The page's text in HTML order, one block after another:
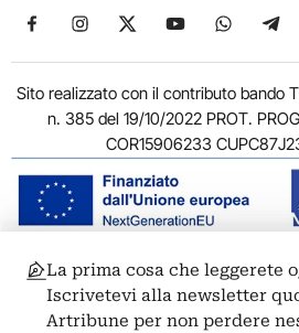
Seguici su Facebook
Seguici su Instagram
Seguici su X
Seguici su
Seguici
Sito realizzato con il contributo bando
n. 385 del 19/10/2022 PROT.
COR15906233
© 2011-2026 ARTRIBUNE srl – Corso
00186 Roma - P.I. 11381581005
Privacy: Responsabile della protezione
La prima cosa che leggerete
Iscrivetevi alla newsletter
Artribune per non perdere